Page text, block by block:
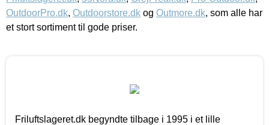
OutdoorPro.dk, Outdoorstore.dk og Outmore.dk, som alle har
et stort sortiment til gode priser.
Friluftslageret.dk begyndte tilbage i 1995 i et lille